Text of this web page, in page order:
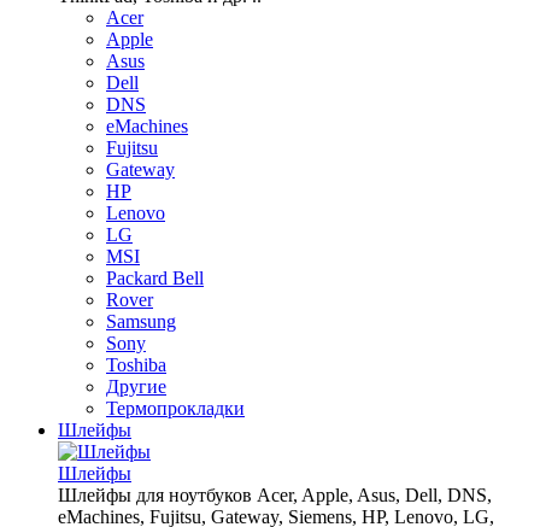
Acer
Apple
Asus
Dell
DNS
eMachines
Fujitsu
Gateway
HP
Lenovo
LG
MSI
Packard Bell
Rover
Samsung
Sony
Toshiba
Другие
Термопрокладки
Шлейфы
Шлейфы
Шлейфы для ноутбуков Acer, Apple, Asus, Dell, DNS,
eMachines, Fujitsu, Gateway, Siemens, HP, Lenovo, LG,